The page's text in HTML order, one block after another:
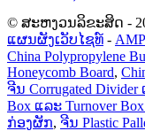
© ສະຫງວນລິຂະສິດ -
ແຜນຜັງເວັບໄຊທ໌ -
China Polypropylene
Honeycomb Board,
ຈີນ Corrugated
Box ແລະ Turnover Box
ກ່ອງຜັກ, ຈີນ Plastic